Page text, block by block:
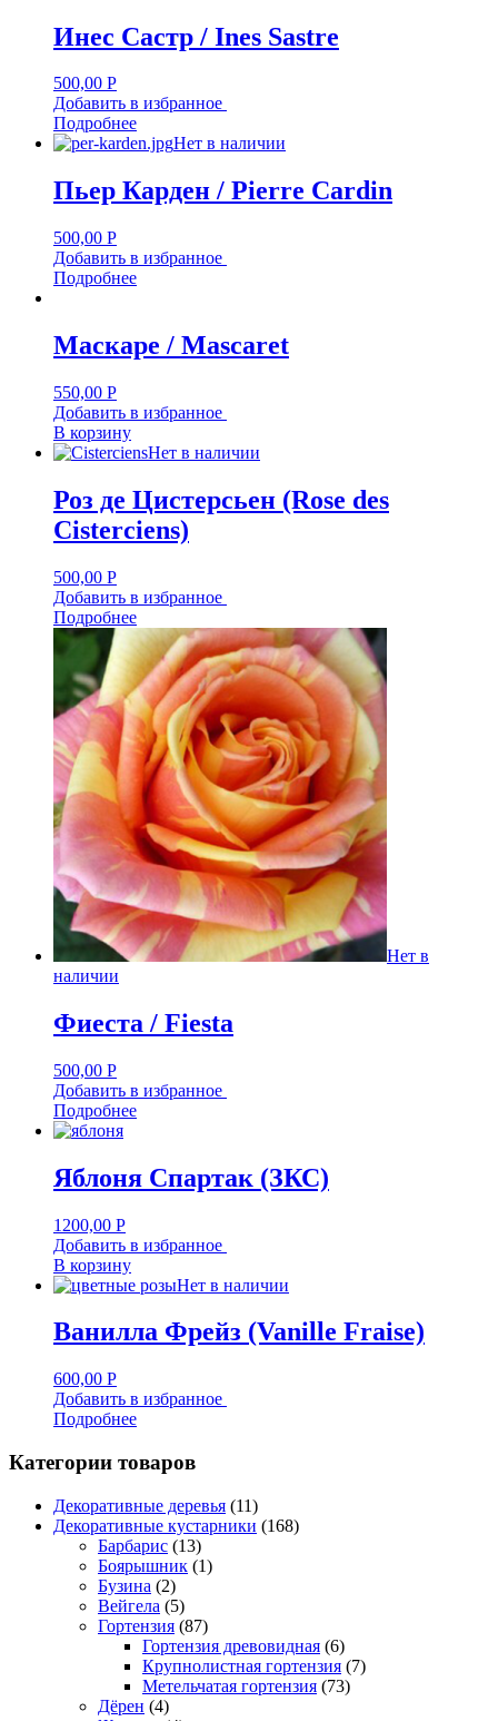
Инес Састр / Ines Sastre
500,00 Р
Добавить в избранное
Подробнее
Нет в наличии
Пьер Карден / Pierre Cardin
500,00 Р
Добавить в избранное
Подробнее
Маскаре / Mascaret
550,00 Р
Добавить в избранное
В корзину
Нет в наличии
Роз де Цистерсьен (Rose des
Cisterciens)
500,00 Р
Добавить в избранное
Подробнее
Нет в
наличии
Фиеста / Fiesta
500,00 Р
Добавить в избранное
Подробнее
Яблоня Спартак (ЗКС)
1200,00 Р
Добавить в избранное
В корзину
Нет в наличии
Ванилла Фрейз (Vanille Fraise)
600,00 Р
Добавить в избранное
Подробнее
Категории товаров
Декоративные деревья (11)
Декоративные кустарники (168)
Барбарис (13)
Боярышник (1)
Бузина (2)
Вейгела (5)
Гортензия (87)
Гортензия древовидная (6)
Крупнолистная гортензия (7)
Метельчатая гортензия (73)
Дёрен (4)